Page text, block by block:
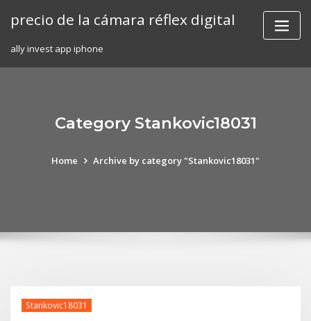
precio de la cámara réflex digital
ally invest app iphone
Category Stankovic18031
Home Archive by category "Stankovic18031"
Stankovic18031